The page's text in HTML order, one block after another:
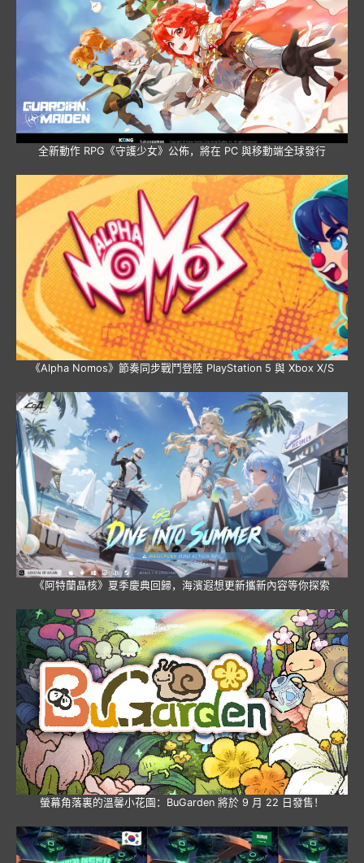
全新動作 RPG《守護少女》公佈，將在 PC 與移動端全球發行
《Alpha Nomos》節奏同步戰鬥登陸 PlayStation 5 與 Xbox X/S
《阿特蘭晶核》夏季慶典回歸，海濱遐想更新攜新內容等你探索
螢幕角落裏的溫馨小花園：BuGarden 將於 9 月 22 日發售！